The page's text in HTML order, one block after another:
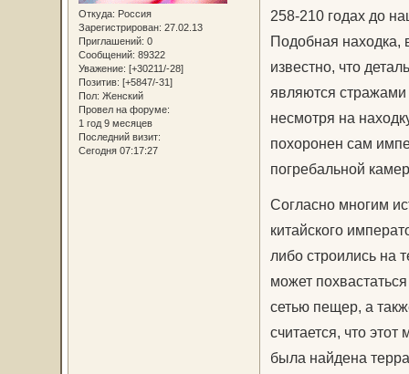
Откуда: Россия
Зарегистрирован: 27.02.13
Приглашений: 0
Сообщений: 89322
Уважение: [+30211/-28]
Позитив: [+5847/-31]
Пол: Женский
Провел на форуме:
1 год 9 месяцев
Последний визит:
Сегодня 07:17:27
258-210 годах до
Подобная находка,
известно, что
являются
несмотря на
похоронен сам
погребальной
Согласно многим
китайского
либо строились на
может
сетью пещер, а
считается, что
была найдена